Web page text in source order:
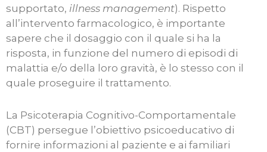
supportato, illness management). Rispetto
all’intervento farmacologico, è importante
sapere che il dosaggio con il quale si ha la
risposta, in funzione del numero di episodi di
malattia e/o della loro gravità, è lo stesso con il
quale proseguire il trattamento.
La Psicoterapia Cognitivo-Comportamentale
(CBT) persegue l’obiettivo psicoeducativo di
fornire informazioni al paziente e ai familiari